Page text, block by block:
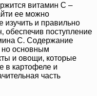
витамин С –
ее можно
изучить и правильно
обеспечив поступление
С. Содержание
но основным
и овощи, которые
в картофеле и
часть